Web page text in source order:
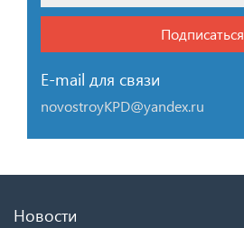
Подписаться
E-mail для связи
novostroyKPD@yandex.ru
Новости